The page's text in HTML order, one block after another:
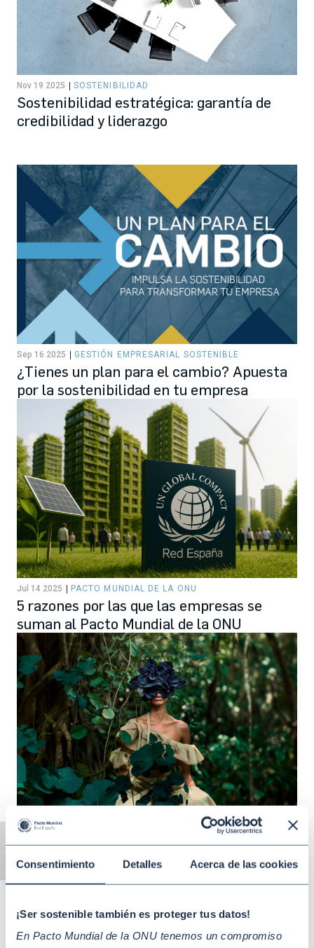
Consentimiento Detalles Acerca de las cookies
¡Ser sostenible también es proteger tus datos!
En Pacto Mundial de la ONU tenemos un compromiso
Alternar tamaño de letra
Nov 19 2025 SOSTENIBILIDAD
Sostenibilidad estratégica: garantía de
credibilidad y liderazgo
Sep 16 2025 GESTIÓN EMPRESARIAL SOSTENIBLE
¿Tienes un plan para el cambio? Apuesta
por la sostenibilidad en tu empresa
Jul 14 2025 PACTO MUNDIAL DE LA ONU
5 razones por las que las empresas se
suman al Pacto Mundial de la ONU
Jun 13 2025
SOSTENIBILIDAD CON ENFOQUE SECTORIAL Y
Fashion for future: el sector de la moda se
une por un futuro sostenible